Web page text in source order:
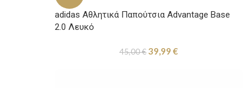
adidas Αθλητικά Παπούτσια Advantage Base
2.0 Λευκό
45,00€39,99 €